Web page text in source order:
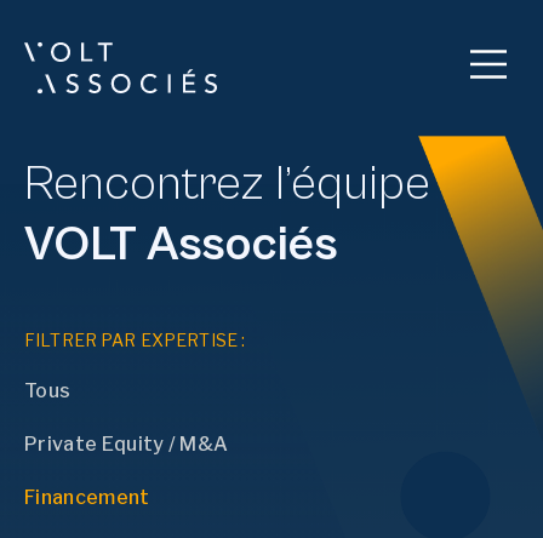
Rencontrez l’équipe
VOLT Associés
FILTRER PAR EXPERTISE :
Tous
Private Equity / M&A
Financement